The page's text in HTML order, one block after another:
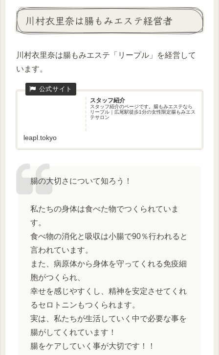
川村衣里奈は腸もみエステ経営者
川村衣里奈は腸もみエステ「リープル」を経営して
います。
スタッフ紹介
スタッフ紹介のページです。腸もみエステなら
リープル｜広尾駅徒歩1分の女性限定腸もみエス
テサロン
leapl.tokyo
腸の大切さについて知ろう！
私たちの身体は食べた物でつくられていま
す。
食べ物の消化と吸収は小腸で90％行われると
言われています。
また、病原体から身体を守ってくれる免疫細
胞がつくられ、
幸せを感じやすくし、精神を安定させてくれ
るセロトニンもつくられます。
実は、私たちが生活していく中で必要な事を
腸がしてくれています！
腸をケアしていく事が大切です！！